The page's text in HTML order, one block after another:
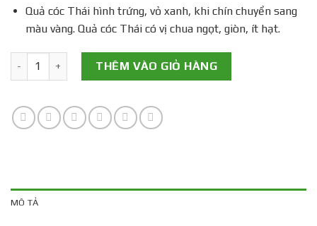
Quả cóc Thái hình trứng, vỏ xanh, khi chín chuyển sang
màu vàng. Quả cóc Thái có vị chua ngọt, giòn, ít hạt.
Cây Giống Cóc Thái số lượngTHÊM VÀO GIỎ HÀNG
MÔ TẢ